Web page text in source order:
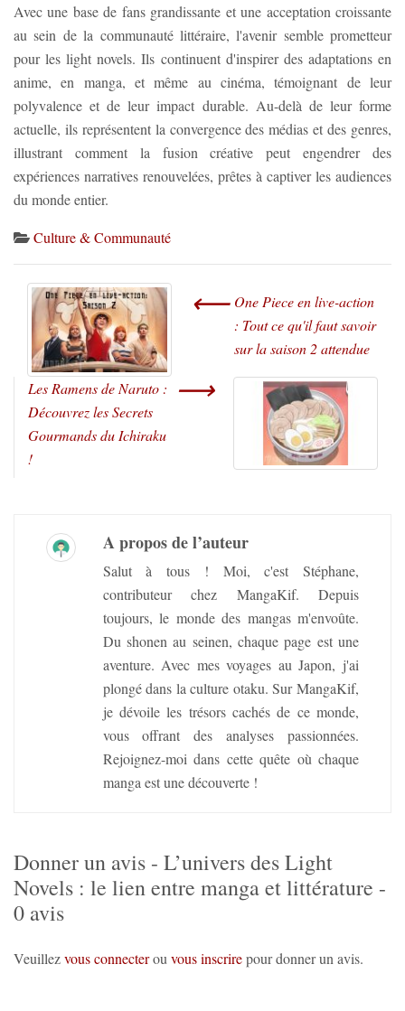
Avec une base de fans grandissante et une acceptation croissante
au sein de la communauté littéraire, l'avenir semble prometteur
pour les light novels. Ils continuent d'inspirer des adaptations en
anime, en manga, et même au cinéma, témoignant de leur
polyvalence et de leur impact durable. Au-delà de leur forme
actuelle, ils représentent la convergence des médias et des genres,
illustrant comment la fusion créative peut engendrer des
expériences narratives renouvelées, prêtes à captiver les audiences
du monde entier.
Culture & Communauté
⟵ One Piece en live-action
: Tout ce qu'il faut savoir
sur la saison 2 attendue
Les Ramens de Naruto :
Découvrez les Secrets
Gourmands du Ichiraku
!
⟶
A propos de l’auteur
Salut à tous ! Moi, c'est Stéphane,
contributeur chez MangaKif. Depuis
toujours, le monde des mangas m'envoûte.
Du shonen au seinen, chaque page est une
aventure. Avec mes voyages au Japon, j'ai
plongé dans la culture otaku. Sur MangaKif,
je dévoile les trésors cachés de ce monde,
vous offrant des analyses passionnées.
Rejoignez-moi dans cette quête où chaque
manga est une découverte !
Donner un avis - L’univers des Light
Novels : le lien entre manga et littérature -
0 avis
Veuillezvous connecterou vous inscrirepour donner un avis.